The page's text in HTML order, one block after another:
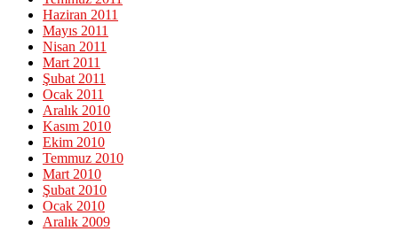
Haziran 2011
Mayıs 2011
Nisan 2011
Mart 2011
Şubat 2011
Ocak 2011
Aralık 2010
Kasım 2010
Ekim 2010
Temmuz 2010
Mart 2010
Şubat 2010
Ocak 2010
Aralık 2009